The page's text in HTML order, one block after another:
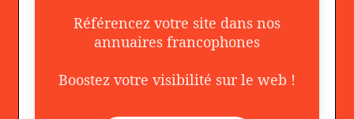
Référencez votre site dans nos
annuaires francophones
Boostez votre visibilité sur le web !